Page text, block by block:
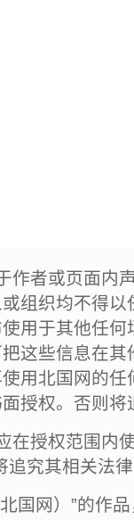
作者或页面内
组织均不得
用于其他任
这些信息在
用北国网的
授权。否则将
在授权范围内
追究其相关法
国网）”的作